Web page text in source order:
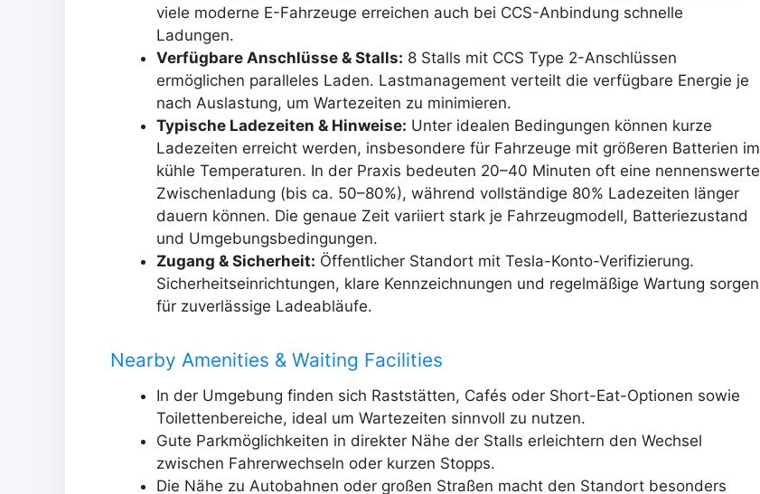
viele moderne E-Fahrzeuge erreichen auch bei CCS-Anbindung schnelle
Ladungen.
Verfügbare Anschlüsse & Stalls: 8 Stalls mit CCS Type 2-Anschlüssen
ermöglichen paralleles Laden. Lastmanagement verteilt die verfügbare Energie je
nach Auslastung, um Wartezeiten zu minimieren.
Typische Ladezeiten & Hinweise: Unter idealen Bedingungen können kurze
Ladezeiten erreicht werden, insbesondere für Fahrzeuge mit größeren Batterien im
kühle Temperaturen. In der Praxis bedeuten 20–40 Minuten oft eine nennenswerte
Zwischenladung (bis ca. 50–80%), während vollständige 80% Ladezeiten länger
dauern können. Die genaue Zeit variiert stark je Fahrzeugmodell, Batteriezustand
und Umgebungsbedingungen.
Zugang & Sicherheit: Öffentlicher Standort mit Tesla-Konto-Verifizierung.
Sicherheitseinrichtungen, klare Kennzeichnungen und regelmäßige Wartung sorgen
für zuverlässige Ladeabläufe.
Nearby Amenities & Waiting Facilities
In der Umgebung finden sich Raststätten, Cafés oder Short-Eat-Optionen sowie
Toilettenbereiche, ideal um Wartezeiten sinnvoll zu nutzen.
Gute Parkmöglichkeiten in direkter Nähe der Stalls erleichtern den Wechsel
zwischen Fahrerwechseln oder kurzen Stopps.
Die Nähe zu Autobahnen oder großen Straßen macht den Standort besonders